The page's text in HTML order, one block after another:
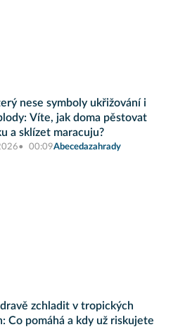
nese symboly ukřižování i
Víte, jak doma pěstovat
a sklízet maracuju?
00:09Abecedazahrady
zchladit v tropických
Co pomáhá a kdy už riskujete